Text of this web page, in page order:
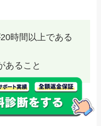
時間以上である
あること
は雇用保険の被保険者となり